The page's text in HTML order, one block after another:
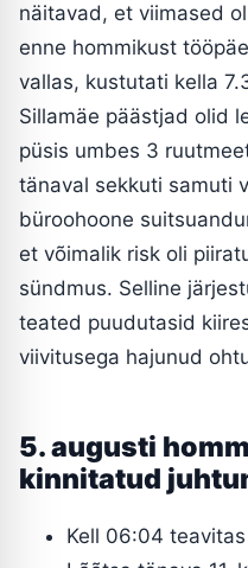
näitavad, et viimased
enne hommikust
vallas, kustutati kella
Sillamäe päästjad olid
püsis umbes 3
tänaval sekkuti samuti
büroohoone
et võimalik risk oli
sündmus. Selline
teated puudutasid
viivitusega hajunud
5. augusti
kinnitatud
Kell 06:04